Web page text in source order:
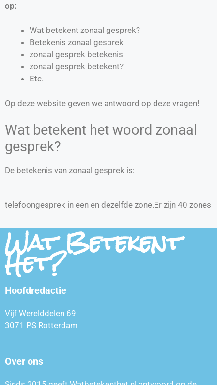
op:
Wat betekent zonaal gesprek?
Betekenis zonaal gesprek
zonaal gesprek betekenis
zonaal gesprek betekent?
Etc.
Op deze website geven we antwoord op deze vragen!
Wat betekent het woord zonaal
gesprek?
De betekenis van zonaal gesprek is:
telefoongesprek in een en dezelfde zone.Er zijn 40 zones
Wat Betekent
Het?
Hoofdredactie
Vijf Werelddelen 69
3071 PS Rotterdam
Over ons